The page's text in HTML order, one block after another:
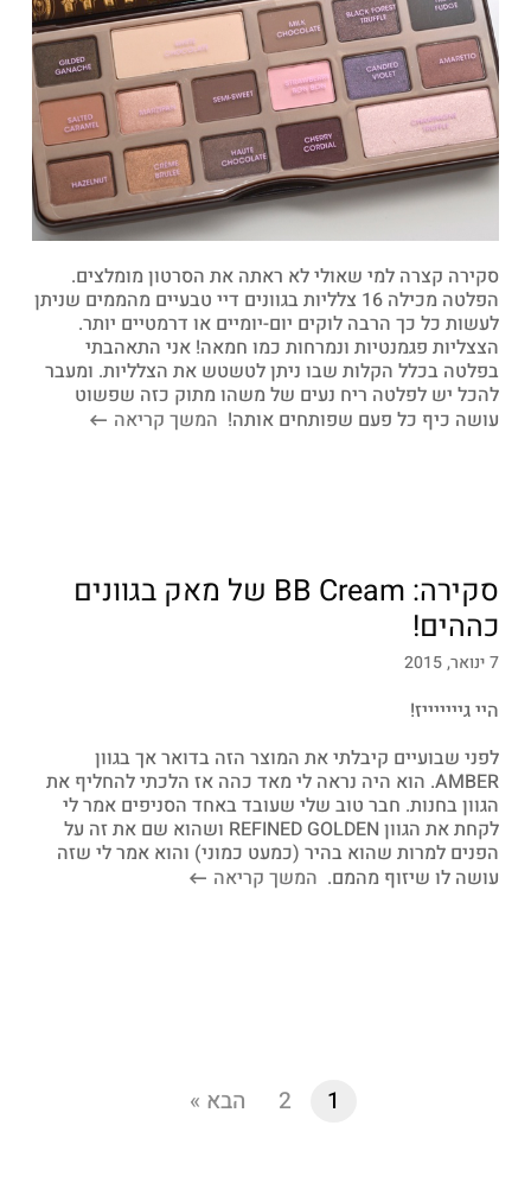
סקירה קצרה למי שאולי לא ראתה את הסרטון מומלצים.
הפלטה מכילה 16 צלליות בגוונים דיי טבעיים מהממים שניתן
לעשות כל כך הרבה לוקים יום-יומיים או דרמטיים יותר.
הצצליות פגמנטיות ונמרחות כמו חמאה! אני התאהבתי
בפלטה בכלל הקלות שבו ניתן לטשטש את הצלליות. ומעבר
להכל יש לפלטה ריח נעים של משהו מתוק כזה שפשוט
עושה כיף כל פעם שפותחים אותה! המשך קריאה
סקירה: BB Cream של מאק בגוונים
כההים!
7 ינואר, 2015
היי גיייייייז!
לפני שבועיים קיבלתי את המוצר הזה בדואר אך בגוון
AMBER. הוא היה נראה לי מאד כהה אז הלכתי להחליף את
הגוון בחנות. חבר טוב שלי שעובד באחד הסניפים אמר לי
לקחת את הגוון REFINED GOLDEN ושהוא שם את זה על
הפנים למרות שהוא בהיר (כמעט כמוני) והוא אמר לי שזה
עושה לו שיזוף מהמם. המשך קריאה
1
2 הבא »